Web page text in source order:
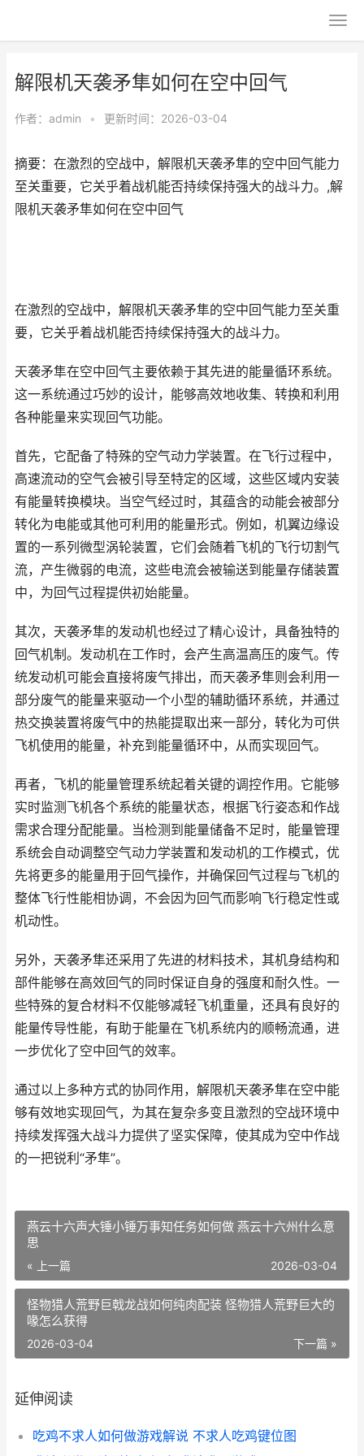
解限机天袭矛隼如何在空中回气
作者： admin • 更新时间：2026-03-04
摘要：在激烈的空战中，解限机天袭矛隼的空中回气能力
至关重要，它关乎着战机能否持续保持强大的战斗力。,解
限机天袭矛隼如何在空中回气
在激烈的空战中，解限机天袭矛隼的空中回气能力至关重
要，它关乎着战机能否持续保持强大的战斗力。
天袭矛隼在空中回气主要依赖于其先进的能量循环系统。
这一系统通过巧妙的设计，能够高效地收集、转换和利用
各种能量来实现回气功能。
首先，它配备了特殊的空气动力学装置。在飞行过程中，
高速流动的空气会被引导至特定的区域，这些区域内安装
有能量转换模块。当空气经过时，其蕴含的动能会被部分
转化为电能或其他可利用的能量形式。例如，机翼边缘设
置的一系列微型涡轮装置，它们会随着飞机的飞行切割气
流，产生微弱的电流，这些电流会被输送到能量存储装置
中，为回气过程提供初始能量。
其次，天袭矛隼的发动机也经过了精心设计，具备独特的
回气机制。发动机在工作时，会产生高温高压的废气。传
统发动机可能会直接将废气排出，而天袭矛隼则会利用一
部分废气的能量来驱动一个小型的辅助循环系统，并通过
热交换装置将废气中的热能提取出来一部分，转化为可供
飞机使用的能量，补充到能量循环中，从而实现回气。
再者，飞机的能量管理系统起着关键的调控作用。它能够
实时监测飞机各个系统的能量状态，根据飞行姿态和作战
需求合理分配能量。当检测到能量储备不足时，能量管理
系统会自动调整空气动力学装置和发动机的工作模式，优
先将更多的能量用于回气操作，并确保回气过程与飞机的
整体飞行性能相协调，不会因为回气而影响飞行稳定性或
机动性。
另外，天袭矛隼还采用了先进的材料技术，其机身结构和
部件能够在高效回气的同时保证自身的强度和耐久性。一
些特殊的复合材料不仅能够减轻飞机重量，还具有良好的
能量传导性能，有助于能量在飞机系统内的顺畅流通，进
一步优化了空中回气的效率。
通过以上多种方式的协同作用，解限机天袭矛隼在空中能
够有效地实现回气，为其在复杂多变且激烈的空战环境中
持续发挥强大战斗力提供了坚实保障，使其成为空中作战
的一把锐利“矛隼”。
燕云十六声大锤小锤万事知任务如何做 燕云十六州什么意
思
« 上一篇 2026-03-04
怪物猎人荒野巨戟龙战如何纯肉配装 怪物猎人荒野巨大的
喙怎么获得
下一篇 »
2026-03-04
延伸阅读
吃鸡不求人如何做游戏解说 不求人吃鸡键位图